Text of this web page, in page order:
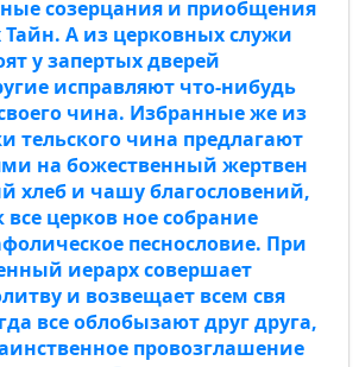
созерцания и приобщения
А из церковных служи
у запертых дверей
исправляют что-нибудь
чина. Избранные же из
тельского чина предлагают
на божественный жертвен
хлеб и чашу благословений,
церков ное собрание
песнословие. При
иерарх совершает
и возвещает всем свя
все облобызают друг друга,
провозглашение